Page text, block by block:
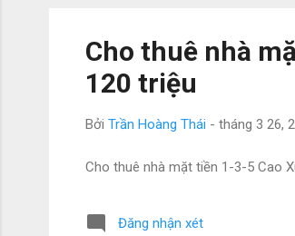
Cho thuê nhà
120 triệu
Bởi Trần Hoàng Thái - tháng 3 26,
Cho thuê nhà mặt tiền 1-3-5 Cao
Đăng nhận xét